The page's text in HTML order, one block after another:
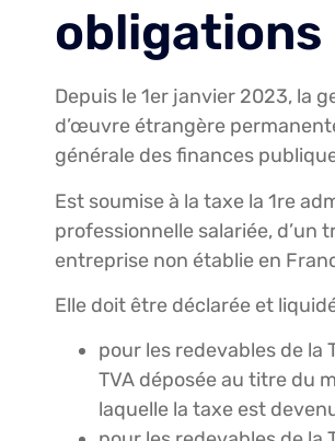
obligations
Depuis le 1er janvier 2023, la
d’œuvre étrangère
générale des finances
Est soumise à la taxe la 1re
professionnelle salariée, d’un
entreprise non établie en
Elle doit être déclarée et
pour les redevables de la
TVA déposée au titre du
laquelle la taxe est